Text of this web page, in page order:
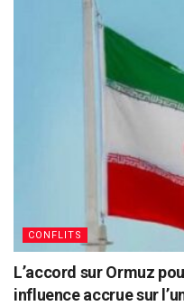
CONFLITS
L’accord sur Ormuz
influence accrue sur